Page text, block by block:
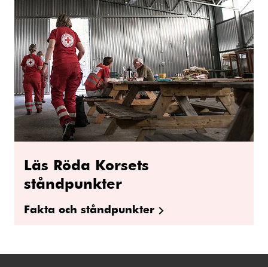
Läs Röda Korsets
ståndpunkter
Fakta och ståndpunkter